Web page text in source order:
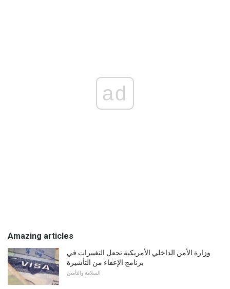
ad
Amazing articles
وزارة الأمن الداخلي الأمريكية تجعل التغييرات في
برنامج الإعفاء من التأشيرة
السلامة والتأمين